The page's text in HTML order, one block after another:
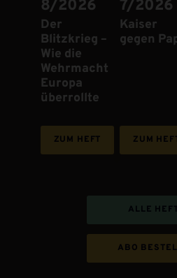
8/2026
:
Der
Blitzkrieg –
Wie die
Wehrmacht
Europa
überrollte
ZUM HEFT
7/2026
:
Kaiser
gegen
ZUM
ALLE
ABO